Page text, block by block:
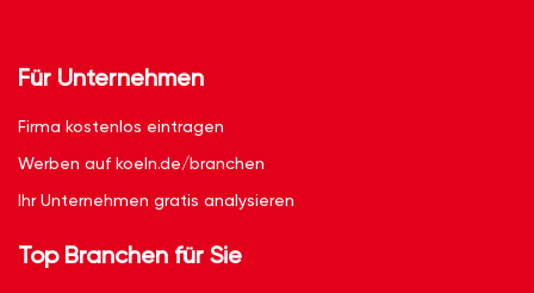
Für Unternehmen
Firma kostenlos eintragen
Werben auf koeln.de/branchen
Ihr Unternehmen gratis analysieren
Top Branchen für Sie